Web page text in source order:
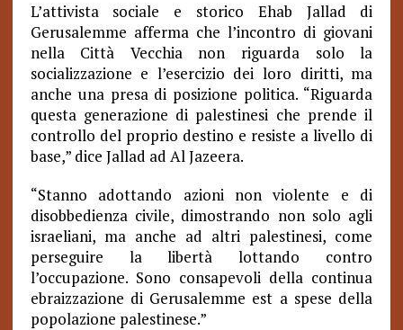
L’attivista sociale e storico Ehab Jallad di
Gerusalemme afferma che l’incontro di giovani
nella Città Vecchia non riguarda solo la
socializzazione e l’esercizio dei loro diritti, ma
anche una presa di posizione politica. “Riguarda
questa generazione di palestinesi che prende il
controllo del proprio destino e resiste a livello di
base,” dice Jallad ad Al Jazeera.
“Stanno adottando azioni non violente e di
disobbedienza civile, dimostrando non solo agli
israeliani, ma anche ad altri palestinesi, come
perseguire la libertà lottando contro
l’occupazione. Sono consapevoli della continua
ebraizzazione di Gerusalemme est a spese della
popolazione palestinese.”